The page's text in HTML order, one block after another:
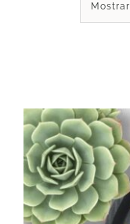
PRODUCTOS
ARTÍCULOS
Mostrar